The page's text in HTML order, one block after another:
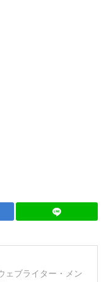
ェブライター・メン